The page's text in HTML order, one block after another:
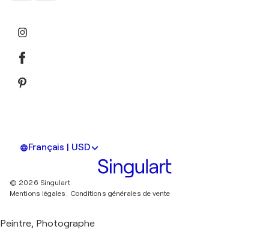
Français | USD
© 2026 Singulart
Mentions légales. Conditions générales de vente
Peintre, Photographe